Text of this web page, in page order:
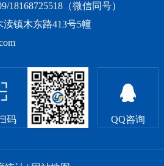
18168725518（微信同号）
镇木东路413号5幢
QQ咨询
码